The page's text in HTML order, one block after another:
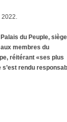
2022.
du Peuple,
membres du
réitérant «ses plus
rendu